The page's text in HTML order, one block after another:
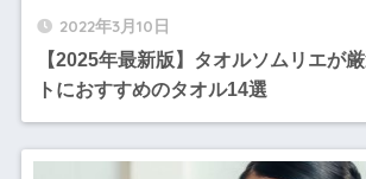
2022年3月10日
【2025年最新版】タオルソムリエが
トにおすすめのタオル14選